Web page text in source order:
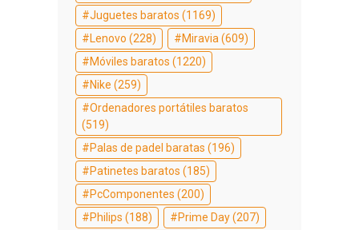
Juguetes baratos (1169)
Lenovo (228) Miravia (609)
Móviles baratos (1220)
Nike (259)
Ordenadores portátiles baratos
(519)
Palas de padel baratas (196)
Patinetes baratos (185)
PcComponentes (200)
Philips (188) Prime Day(207)